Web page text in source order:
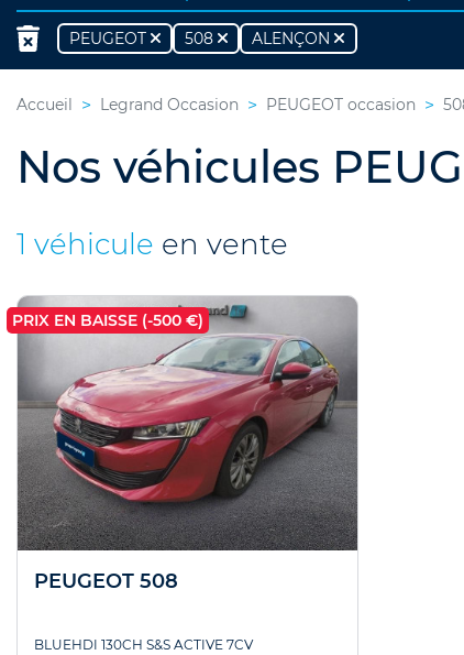
PEUGEOT 508 ALENÇON
Accueil Legrand Occasion PEUGEOT occasion
Nos véhicules
1 véhicule en vente
PRIX EN BAISSE (-500 €)
PEUGEOT 508
BLUEHDI 130CH S&S ACTIVE 7CV